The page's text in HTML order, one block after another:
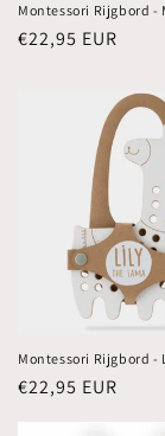
Montessori Rijgbord -
Normale
€22,95 EUR
Montessori Rijgbord -
Normale
€22,95 EUR